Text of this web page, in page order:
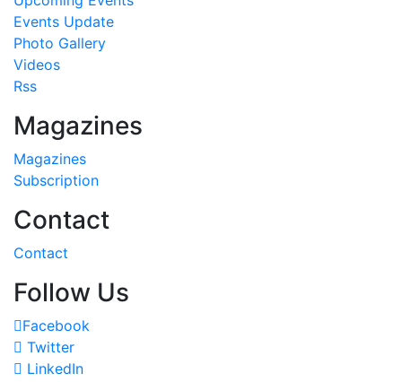
Events Update
Photo Gallery
Videos
Rss
Magazines
Magazines
Subscription
Contact
Contact
Follow Us
Facebook
Twitter
LinkedIn